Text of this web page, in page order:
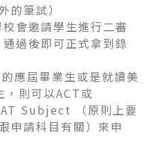
的筆試）
會邀請學生進行二審
過後即可正式拿到錄
應屆畢業生或是就讀美
，則可以ACT或
Subject （原則上要
申請科目有關）來申